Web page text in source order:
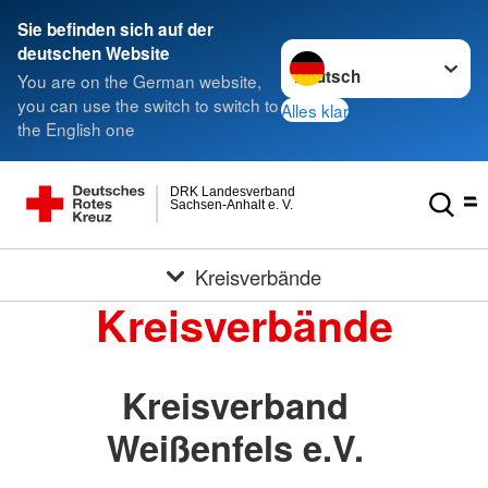
Sie befinden sich auf der
deutschen Website
You are on the German website,
you can use the switch to switch to
the English one
Sprache wechseln zu
Alles klar
Sachsen-Anhalt e. V.
DRK Landesverband
Kreisverbände
Kreisverbände
Kreisverband
Weißenfels e.V.